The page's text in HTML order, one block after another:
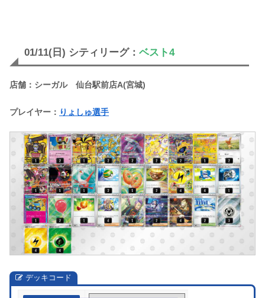
01/11(日) シティリーグ： ベスト4
店舗：シーガル 仙台駅前店A(宮城)
プレイヤー： りょしゅ選手
デッキコード